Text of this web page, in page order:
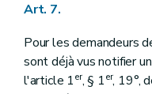
Art. 7.
Pour les demandeurs
sont déjà vus notifier
l'article 1er, § 1er, 19°,